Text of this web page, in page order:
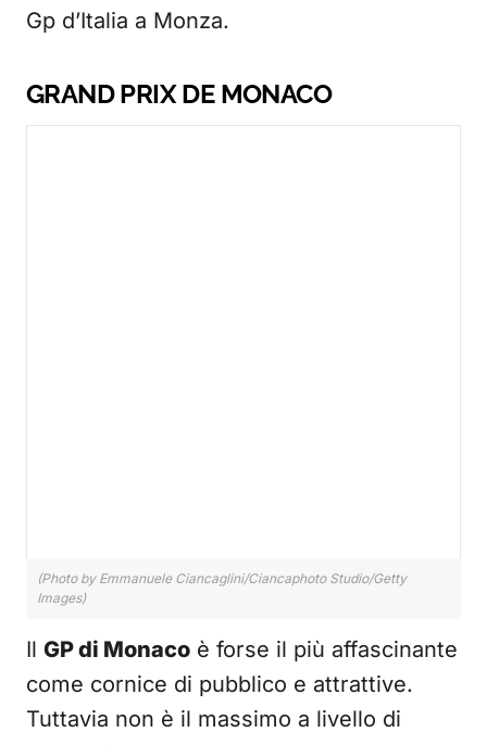
Gp d’Italia a Monza.
GRAND PRIX DE MONACO
(Photo by Emmanuele Ciancaglini/Ciancaphoto Studio/Getty
Images)
Il GP di Monaco è forse il più affascinante
come cornice di pubblico e attrattive.
Tuttavia non è il massimo a livello di